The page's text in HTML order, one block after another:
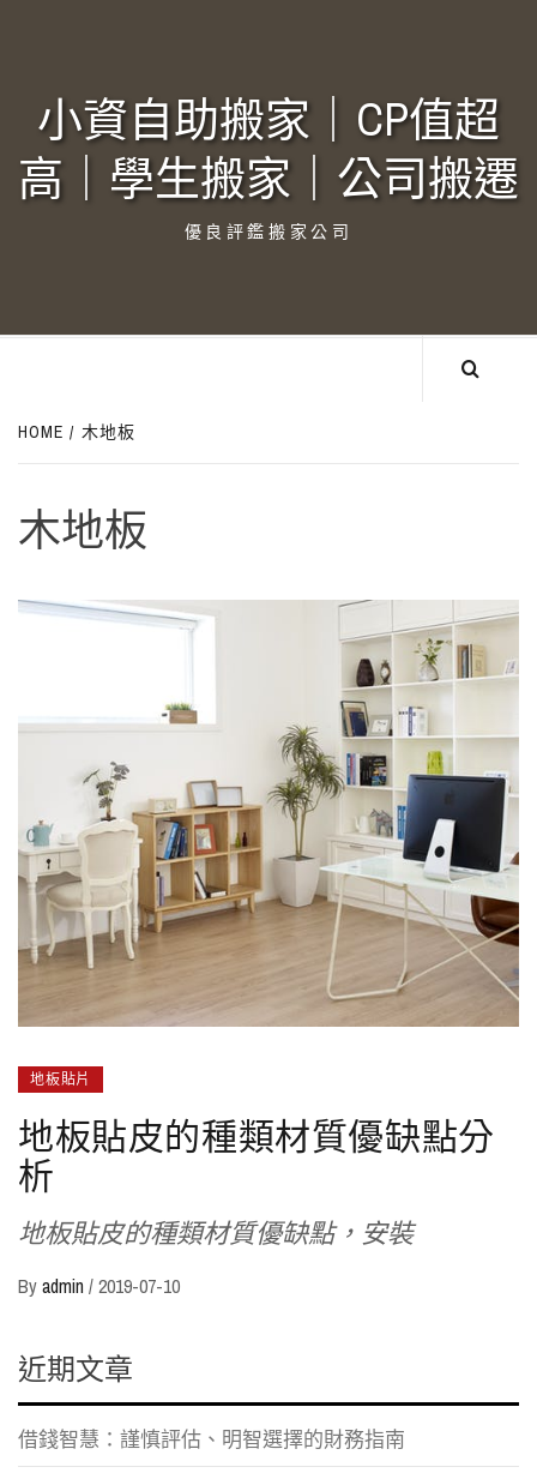
小資自助搬家｜CP值超
高｜學生搬家｜公司搬遷‎
優良評鑑搬家公司
HOME 木地板
木地板
地板貼片
地板貼皮的種類材質優缺點分
析
地板貼皮的種類材質優缺點，安裝
Byadmin /2019-07-10
近期文章
借錢智慧：謹慎評估、明智選擇的財務指南